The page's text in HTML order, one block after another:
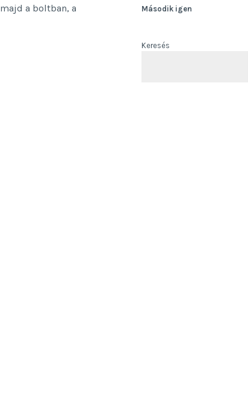
a boltban, a
Második igen
Keresés